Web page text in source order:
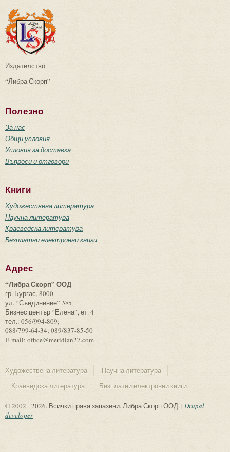
Издателство
“Либра Скорп”
Полезно
За нас
Общи условия
Условия за доставка
Въпроси и отговори
Книги
Художествена литература
Научна литература
Краеведска литература
Безплатни електронни книги
Адрес
“Либра Скорп” ООД
гр. Бургас, 8000
ул. “Съединение” №5
Бизнес център “Елена”, ет. 4
тел.: 056/994-809;
088/799-64-34; 089/837-85-50
E-mail: office@meridian27.com
Художествена литература
Научна литература
Краеведска литература
Безплатни електронни книги
© 2002 - 2026. Всички права запазени. Либра Скорп ООД. | Drupal
developer